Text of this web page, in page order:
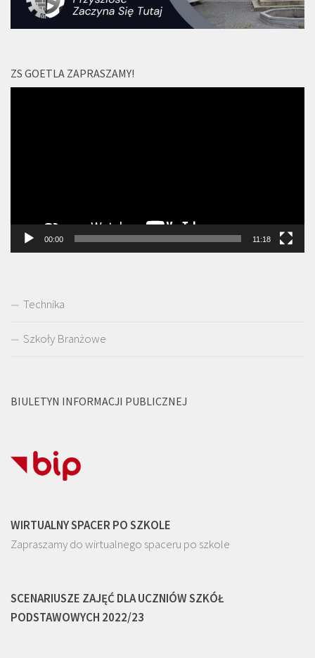
ZS GOETLA ZAPRASZAMY!
00:00 11:18
Technika
Szkoły Branżowe
BIULETYN INFORMACJI PUBLICZNEJ
WIRTUALNY SPACER PO SZKOLE
Zapraszamy do wirtualnego spaceru po szkole
SCENARIUSZE ZAJĘĆ DLA UCZNIÓW SZKÓŁ
PODSTAWOWYCH 2022/23